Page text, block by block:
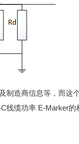
制造商信息等，而这
缆功率 E-Marker的